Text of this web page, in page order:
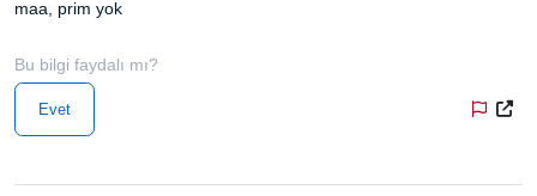
maa, prim yok
Bu bilgi faydalı mı?
Evet